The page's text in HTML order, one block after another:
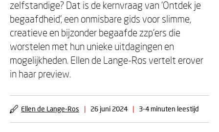
zelfstandige? Dat is de kernvraag van ‘Ontdek je
begaafdheid’, een onmisbare gids voor slimme,
creatieve en bijzonder begaafde zzp’ers die
worstelen met hun unieke uitdagingen en
mogelijkheden. Ellen de Lange-Ros vertelt erover
in haar preview.
Ellen de Lange-Ros | 26 juni 2024 | 3-4 minuten leestijd